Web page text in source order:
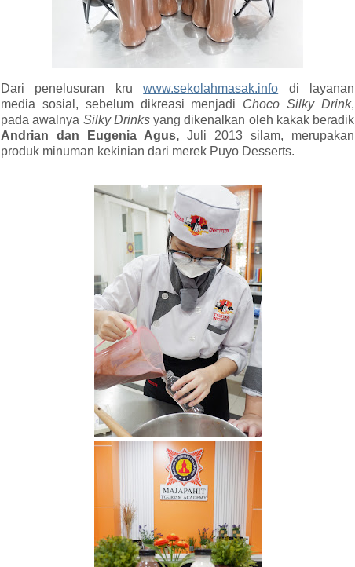
Dari penelusuran kruwww.sekolahmasak.info di layanan
media sosial, sebelum dikreasi menjadi Choco Silky Drink,
pada awalnya Silky Drinksyang dikenalkan oleh kakak beradik
Andrian dan Eugenia Agus, Juli 2013 silam,
merupakan
produk minuman kekinian dari merek Puyo Desserts.